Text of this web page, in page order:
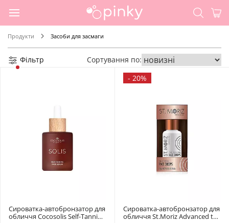
Продукти Засоби для засмаги
Фільтр Сортування по:
Сироватка-автобронзатор для
обличчя Cocosolis Self-Tanning
- 20%
Сироватка-автобронзатор для
обличчя St.Moriz Advanced tan